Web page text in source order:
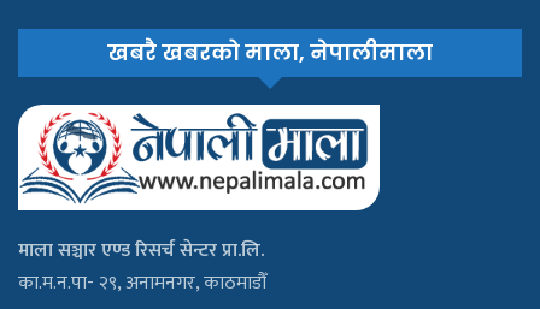
खबरै खबरको माला, नेपालीमाला
माला सञ्चार एण्ड रिसर्च सेन्टर प्रा.लि.
का.म.न.पा- २९, अनामनगर, काठमाडौँ